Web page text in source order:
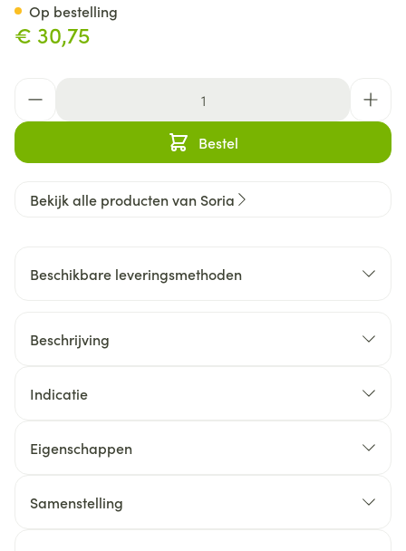
€ 30,75
Bestel
Op bestelling
Bekijk alle producten van Soria
Beschikbare leveringsmethoden
Beschrijving
Indicatie
Eigenschappen
Samenstelling